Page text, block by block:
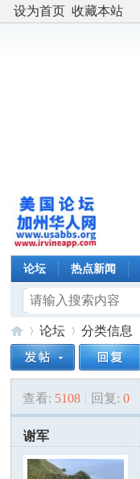
设为首页 收藏本站
论坛 热点新闻
美»
论坛
›
分类信息
查看: 5108 | 回复: 0
谢军